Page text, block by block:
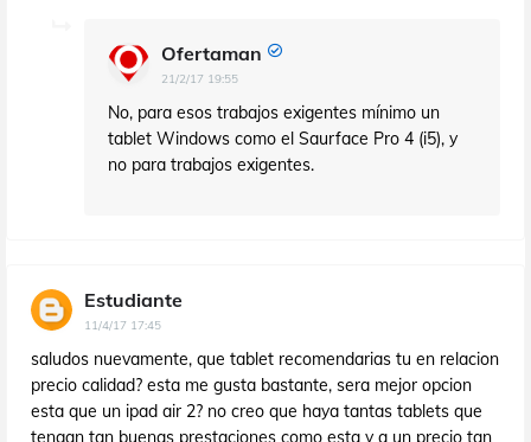
Ofertaman
21/2/17 19:55
No, para esos trabajos exigentes mínimo un
tablet Windows como el Saurface Pro 4 (i5), y
no para trabajos exigentes.
Estudiante
11/4/17 17:45
saludos nuevamente, que tablet recomendarias tu en relacion
precio calidad? esta me gusta bastante, sera mejor opcion
esta que un ipad air 2? no creo que haya tantas tablets que
tengan tan buenas prestaciones como esta y a un precio tan